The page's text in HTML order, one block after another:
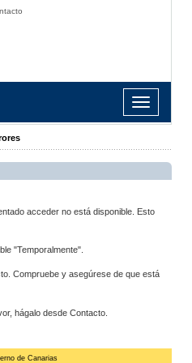
Toggle
navigation
acceder no está disponible. Esto
"Temporalmente".
Compruebe y asegúrese de que está
hágalo desde Contacto.
de Canarias